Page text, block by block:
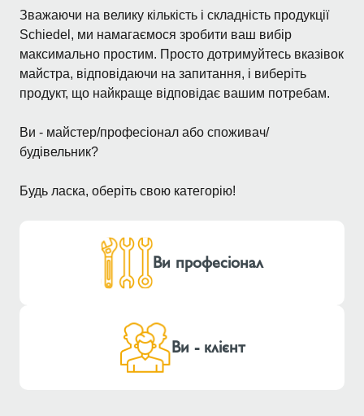
Зважаючи на велику кількість і складність продукції
Schiedel, ми намагаємося зробити ваш вибір
максимально простим. Просто дотримуйтесь вказівок
майстра, відповідаючи на запитання, і виберіть
продукт, що найкраще відповідає вашим потребам.
Ви - майстер/професіонал або споживач/
будівельник?
Будь ласка, оберіть свою категорію!
Ви професіонал
Ви - клієнт